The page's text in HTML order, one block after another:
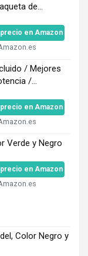
de...
en Amazon
/ Mejores
/...
en Amazon
Verde y Negro
en Amazon
Color Negro y